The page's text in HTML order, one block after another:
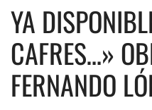
YA
CAFRES…»
FERNANDO